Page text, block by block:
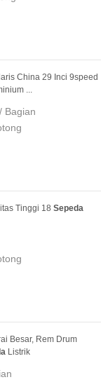
China 29 Inci 9speed
...
/ Bagian
Tinggi 18 Sepeda
Besar, Rem Drum
Listrik